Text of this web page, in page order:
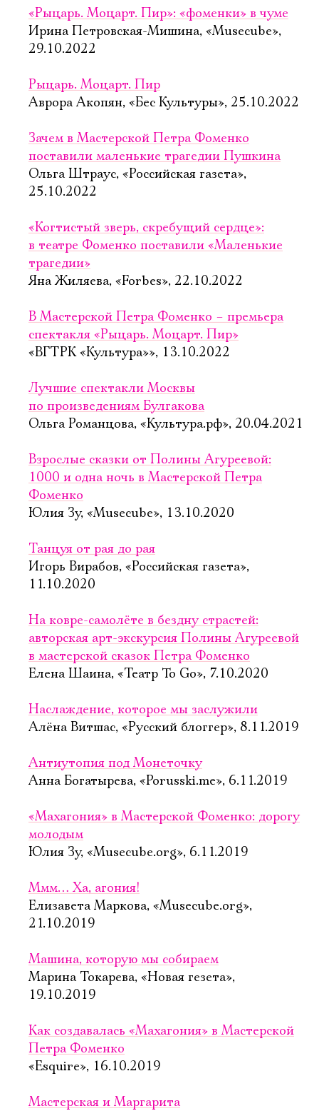
«Рыцарь. Моцарт. Пир»: «фоменки» в чуме
Ирина Петровская-Мишина, «Musecube»,
29.10.2022
Рыцарь. Моцарт. Пир
Аврора Акопян, «Бес Культуры», 25.10.2022
Зачем в Мастерской Петра Фоменко
поставили маленькие трагедии Пушкина
Ольга Штраус, «Российская газета»,
25.10.2022
«Когтистый зверь, скребущий сердце»:
в театре Фоменко поставили «Маленькие
трагедии»
Яна Жиляева, «Forbes», 22.10.2022
В Мастерской Петра Фоменко – премьера
спектакля «Рыцарь. Моцарт. Пир»
«ВГТРК «Культура»», 13.10.2022
Лучшие спектакли Москвы
по произведениям Булгакова
Ольга Романцова, «Культура.рф», 20.04.2021
Взрослые сказки от Полины Агуреевой:
1000 и одна ночь в Мастерской Петра
Фоменко
Юлия Зу, «Musecube», 13.10.2020
Танцуя от рая до рая
Игорь Вирабов, «Российская газета»,
11.10.2020
На ковре-самолёте в бездну страстей:
авторская арт-экскурсия Полины Агуреевой
в мастерской сказок Петра Фоменко
Елена Шаина, «Театр To Go», 7.10.2020
Наслаждение, которое мы заслужили
Алёна Витшас, «Русский блоггер», 8.11.2019
Антиутопия под Монеточку
Анна Богатырева, «Porusski.me», 6.11.2019
«Махагония» в Мастерской Фоменко: дорогу
молодым
Юлия Зу, «Musecube.org», 6.11.2019
Ммм… Ха, агония!
Елизавета Маркова, «Musecube.org»,
21.10.2019
Машина, которую мы собираем
Марина Токарева, «Новая гезета»,
19.10.2019
Как создавалась «Махагония» в Мастерской
Петра Фоменко
«Esquire», 16.10.2019
Мастерская и Маргарита